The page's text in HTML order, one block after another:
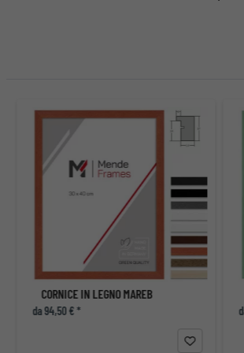
CORNICE IN LEGNO MAREB
da 94,50 € *